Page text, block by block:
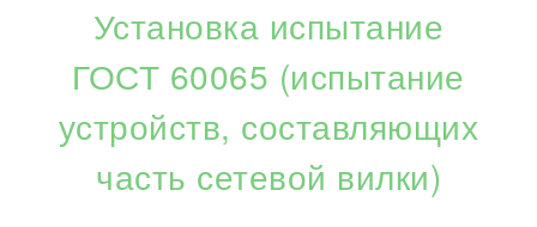
Установка испытание
ГОСТ 60065 (испытание
устройств, составляющих
часть сетевой вилки)